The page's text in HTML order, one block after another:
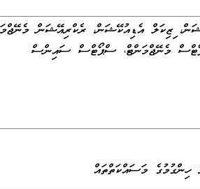
ފިޒިކަލް އެޑިއުކޭޝަން، ރެކްރިއޭޝަން
މެނޭޖްމަންޓް، ސްޕޯޓްސް ސައިންސް
ހިންގުމުގެ މަސައްކަތްތައް